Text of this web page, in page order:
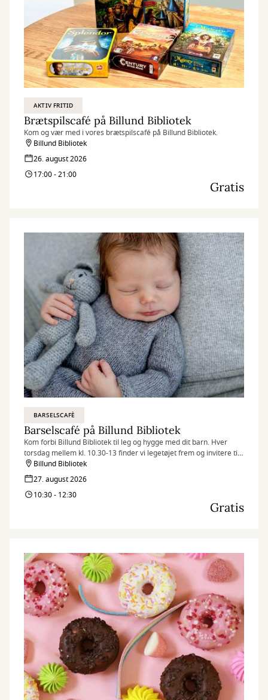
AKTIV FRITID
Brætspilscafé på Billund Bibliotek
Kom og vær med i vores brætspilscafé på Billund Bibliotek.
Billund Bibliotek
26. august 2026
17:00 - 21:00
Gratis
BARSELSCAFÈ
Barselscafé på Billund Bibliotek
Kom forbi Billund Bibliotek til leg og hygge med dit barn. Hver
torsdag mellem kl. 10.30-13 finder vi legetøjet frem og invitere til
Barselscafé.
Billund Bibliotek
27. august 2026
10:30 - 12:30
Gratis